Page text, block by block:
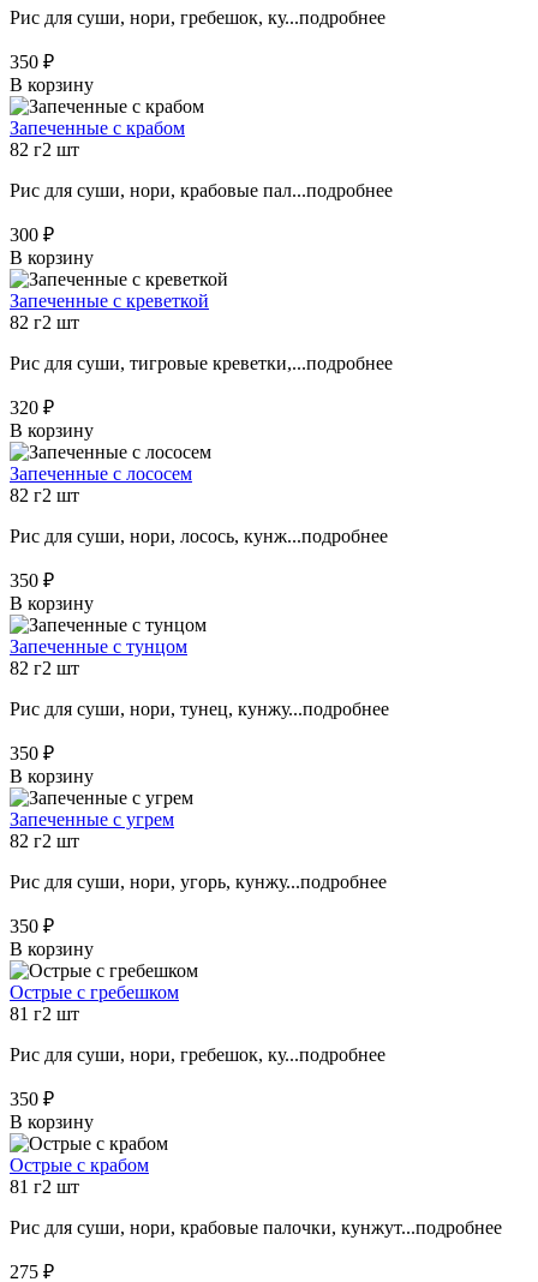
Рис для суши, нори, гребешок, ку...подробнее
350 ₽
В корзину
Запеченные с крабом
82 г2 шт
Рис для суши, нори, крабовые пал...подробнее
300 ₽
В корзину
Запеченные с креветкой
82 г2 шт
Рис для суши, тигровые креветки,...подробнее
320 ₽
В корзину
Запеченные с лососем
82 г2 шт
Рис для суши, нори, лосось, кунж...подробнее
350 ₽
В корзину
Запеченные с тунцом
82 г2 шт
Рис для суши, нори, тунец, кунжу...подробнее
350 ₽
В корзину
Запеченные с угрем
82 г2 шт
Рис для суши, нори, угорь, кунжу...подробнее
350 ₽
В корзину
Острые с гребешком
81 г2 шт
Рис для суши, нори, гребешок, ку...подробнее
350 ₽
В корзину
Острые с крабом
81 г2 шт
Рис для суши, нори, крабовые палочки, кунжут...подробнее
275 ₽